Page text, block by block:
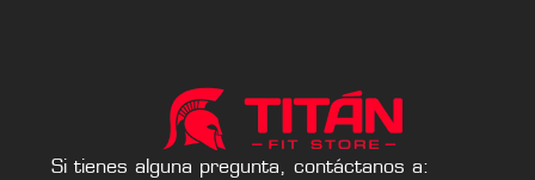
Si tienes alguna pregunta, contáctanos a: